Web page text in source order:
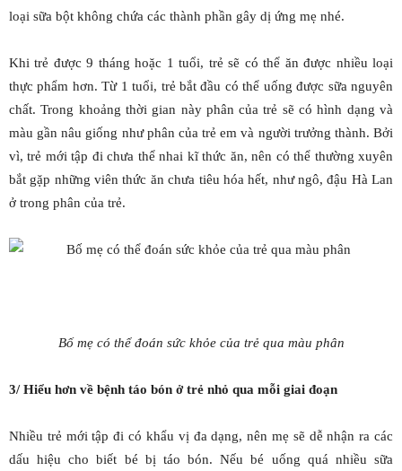
loại sữa bột không chứa các thành phần gây dị ứng mẹ nhé.
Khi trẻ được 9 tháng hoặc 1 tuổi, trẻ sẽ có thể ăn được nhiều loại
thực phẩm hơn. Từ 1 tuổi, trẻ bắt đầu có thể uống được sữa nguyên
chất. Trong khoảng thời gian này phân của trẻ sẽ có hình dạng và
màu gần nâu giống như phân của trẻ em và người trưởng thành. Bởi
vì, trẻ mới tập đi chưa thể nhai kĩ thức ăn, nên có thể thường xuyên
bắt gặp những viên thức ăn chưa tiêu hóa hết, như ngô, đậu Hà Lan
ở trong phân của trẻ.
Bố mẹ có thể đoán sức khỏe của trẻ qua màu phân
3/ Hiểu hơn về bệnh táo bón ở trẻ nhỏ qua mỗi giai đoạn
Nhiều trẻ mới tập đi có khẩu vị đa dạng, nên mẹ sẽ dễ nhận ra các
dấu hiệu cho biết bé bị táo bón. Nếu bé uống quá nhiều sữa